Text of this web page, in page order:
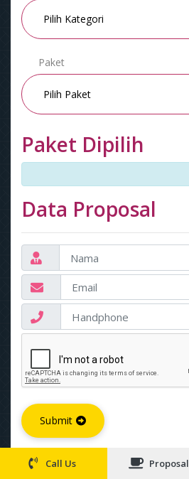
Paket
Paket Dipilih
Data Proposal
Submit
Promo Berlaku
Call Us Proposal